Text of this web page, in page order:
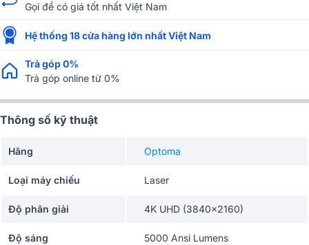
Gọi để có giá tốt nhất Việt Nam
Hệ thống 18 cửa hàng lớn nhất Việt Nam
Trả góp 0%
Trả góp online từ 0%
Thông số kỹ thuật
Hãng Optoma
Loại máy chiếu Laser
Độ phân giải 4K UHD (3840×2160)
Độ sáng 5000 Ansi Lumens